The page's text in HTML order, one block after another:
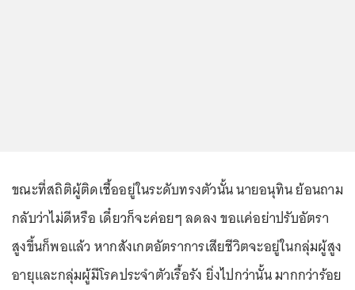
ขณะที่สถิติผู้ติดเชื้ออยู่ในระดับทรงตัวนั้น นายอนุทิน ย้อนถาม
กลับว่าไม่ดีหรือ เดี๋ยวก็จะค่อยๆ ลดลง ขอแค่อย่าปรับอัตรา
สูงขึ้นก็พอแล้ว หากสังเกตอัตราการเสียชีวิตจะอยู่ในกลุ่มผู้สูง
อายุและกลุ่มผู้มีโรคประจำตัวเรื้อรัง ยิ่งไปกว่านั้น มากกว่าร้อย